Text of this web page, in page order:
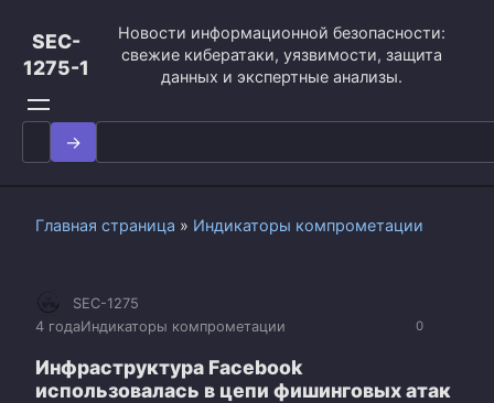
контенту
SEC-
1275-1
Новости информационной безопасности:
свежие кибератаки, уязвимости, защита
данных и экспертные анализы.
Search
for:
Главная страница » Индикаторы компрометации
0
SEC-1275
4 годаИндикаторы компрометации
Инфраструктура Facebook
использовалась в цепи фишинговых атак